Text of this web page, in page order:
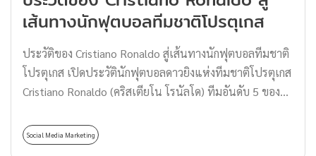
ทำให้เราพูดคุยสื่อสารกับผู้คนจากอีกฟากนึงของโลกได้ ผ่าน
เส้นทางนักฟุตบอลทีมชาติโปรตุเกส
ประวัติของ Cristiano Ronaldo สู่เส้นทางนักฟุตบอลทีมชาติ
โปรตุเกส เปิดประวัตินักฟุตบอลดาวยิงแห่งทีมชาติโปรตุเกส
Cristiano Ronaldo (คริสเตียโน โรนัลโด) ทีมอันดับ 5 ของ
ฟุตบอลในนามของเยาวชนเข้าสู่เส้นทางการเป็นนักฟุตบอล
อาชีพของ Ronaldo พร้อมกับบทบาทเจ้าของธุรกิจอีก
Social Media Marketing